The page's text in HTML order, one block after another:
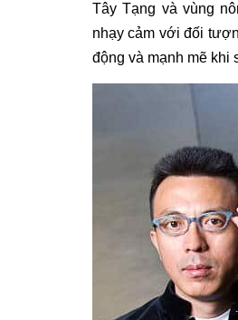
Tây Tạng và vùng
nhạy cảm với đối
động và mạnh mẽ khi